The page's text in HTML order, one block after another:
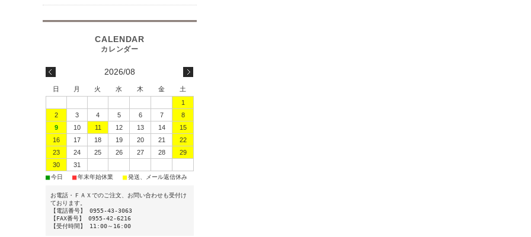
2026/08
日 月 火 水 木 金
土
1
2
3 4 5 6 7
8
9
10 11 12 13 14
15
16
17 18 19 20 21
22
23
24 25 26 27 28
29
30
31
■今日 ■年末年始休業 ■発送、メール返信休み
お電話・ＦＡＸでのご注文、お問い合わせも受付け
ております。
【電話番号】 0955-43-3063
【FAX番号】 0955-42-6216
【受付時間】 11:00～16:00